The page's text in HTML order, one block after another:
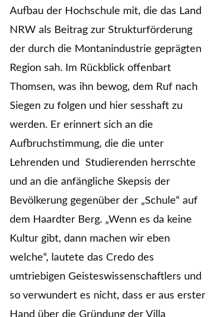
Aufbau der Hochschule mit, die das Land
NRW als Beitrag zur Strukturförderung
der durch die Montanindustrie geprägten
Region sah. Im Rückblick offenbart
Thomsen, was ihn bewog, dem Ruf nach
Siegen zu folgen und hier sesshaft zu
werden. Er erinnert sich an die
Aufbruchstimmung, die die unter
Lehrenden und Studierenden herrschte
und an die anfängliche Skepsis der
Bevölkerung gegenüber der „Schule“ auf
dem Haardter Berg. „Wenn es da keine
Kultur gibt, dann machen wir eben
welche“, lautete das Credo des
umtriebigen Geisteswissenschaftlers und
so verwundert es nicht, dass er aus erster
Hand über die Gründung der Villa